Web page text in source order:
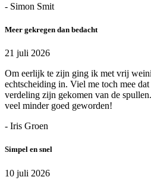
- Simon Smit
Meer gekregen dan bedacht
21 juli 2026
Om eerlijk te zijn ging ik met vrij
echtscheiding in. Viel me toch mee
verdeling zijn gekomen van de
veel minder goed geworden!
- Iris Groen
Simpel en snel
10 juli 2026